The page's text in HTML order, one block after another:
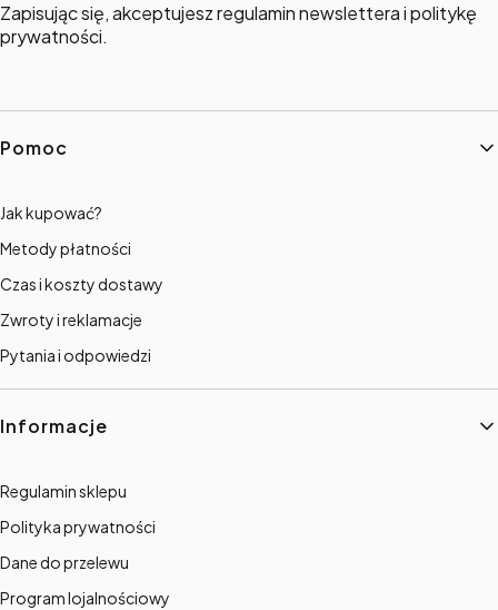
Zapisując się, akceptujesz regulamin newslettera i politykę
prywatności.
Linki w stopce
Pomoc
Jak kupować?
Metody płatności
Czas i koszty dostawy
Zwroty i reklamacje
Pytania i odpowiedzi
Informacje
Regulamin sklepu
Polityka prywatności
Dane do przelewu
Program lojalnościowy